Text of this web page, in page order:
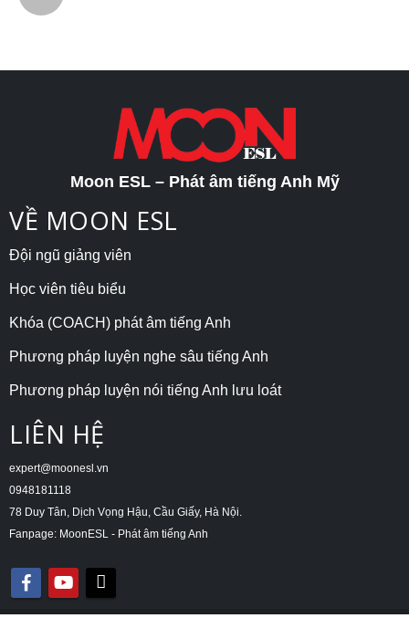
Moon ESL – Phát âm tiếng Anh Mỹ
VỀ MOON ESL
Đội ngũ giảng viên
Học viên tiêu biểu
Khóa (COACH) phát âm tiếng Anh
Phương pháp luyện nghe sâu tiếng Anh
Phương pháp luyện nói tiếng Anh lưu loát
LIÊN HỆ
expert@moonesl.vn
0948181118
78 Duy Tân, Dịch Vọng Hậu, Cầu Giấy, Hà Nội.
Fanpage: MoonESL - Phát âm tiếng Anh